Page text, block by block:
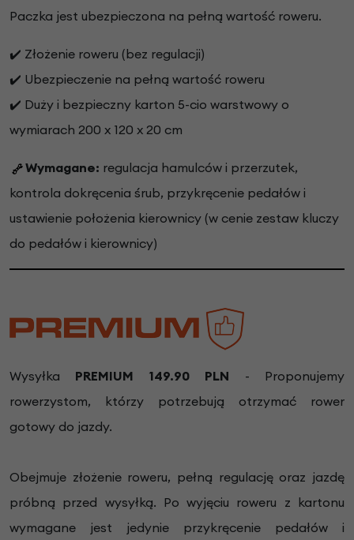
Paczka jest ubezpieczona na pełną wartość roweru.
✔️ Złożenie roweru (bez regulacji)
✔️ Ubezpieczenie na pełną wartość roweru
✔️ Duży i bezpieczny karton 5-cio warstwowy o
wymiarach 200 x 120 x 20 cm
Wymagane: regulacja hamulców i przerzutek,
kontrola dokręcenia śrub, przykręcenie pedałów i
ustawienie położenia kierownicy (w cenie zestaw kluczy
do pedałów i kierownicy)
Wysyłka PREMIUM 149.90 PLN - Proponujemy
rowerzystom, którzy potrzebują otrzymać rower
gotowy do jazdy.
Obejmuje złożenie roweru, pełną regulację oraz jazdę
próbną przed wysyłką. Po wyjęciu roweru z kartonu
wymagane jest jedynie przykręcenie pedałów i